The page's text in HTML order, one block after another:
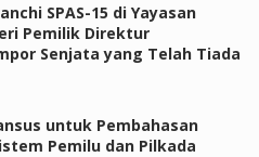
SPAS-15 di Yayasan
Pemilik Direktur
Senjata yang Telah Tiada
untuk Pembahasan
Pemilu dan Pilkada